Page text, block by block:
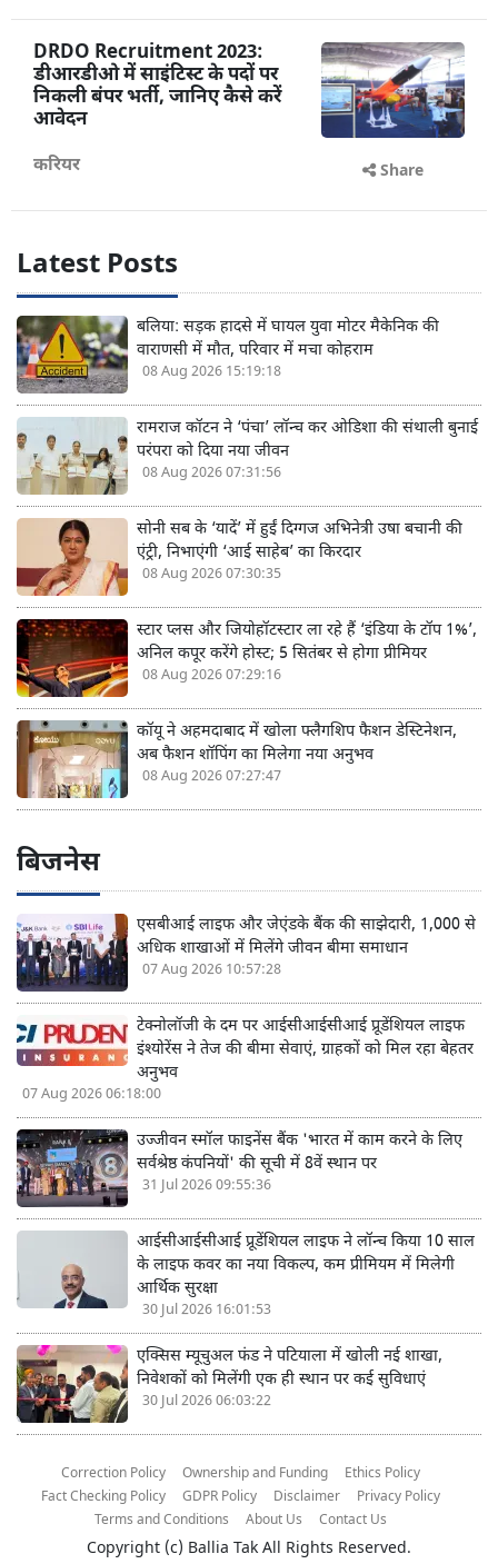
DRDO Recruitment 2023:
डीआरडीओ में साइंटिस्ट के पदों पर
निकली बंपर भर्ती, जानिए कैसे करें
आवेदन
करियर Share
Latest Posts
बलिया: सड़क हादसे में घायल युवा मोटर मैकेनिक की
वाराणसी में मौत, परिवार में मचा कोहराम
08 Aug 2026 15:19:18
रामराज कॉटन ने ‘पंचा’ लॉन्च कर ओडिशा की संथाली बुनाई
परंपरा को दिया नया जीवन
08 Aug 2026 07:31:56
सोनी सब के ‘यादें’ में हुईं दिग्गज अभिनेत्री उषा बचानी की
एंट्री, निभाएंगी ‘आई साहेब’ का किरदार
08 Aug 2026 07:30:35
स्टार प्लस और जियोहॉटस्टार ला रहे हैं ‘इंडिया के टॉप 1%’,
अनिल कपूर करेंगे होस्ट; 5 सितंबर से होगा प्रीमियर
08 Aug 2026 07:29:16
कॉयू ने अहमदाबाद में खोला फ्लैगशिप फैशन डेस्टिनेशन,
अब फैशन शॉपिंग का मिलेगा नया अनुभव
08 Aug 2026 07:27:47
बिजनेस
एसबीआई लाइफ और जेएंडके बैंक की साझेदारी, 1,000 से
अधिक शाखाओं में मिलेंगे जीवन बीमा समाधान
07 Aug 2026 10:57:28
टेक्नोलॉजी के दम पर आईसीआईसीआई प्रूडेंशियल लाइफ
इंश्योरेंस ने तेज की बीमा सेवाएं, ग्राहकों को मिल रहा बेहतर
अनुभव
07 Aug 2026 06:18:00
उज्जीवन स्मॉल फाइनेंस बैंक 'भारत में काम करने के लिए
सर्वश्रेष्ठ कंपनियों' की सूची में 8वें स्थान पर
31 Jul 2026 09:55:36
आईसीआईसीआई प्रूडेंशियल लाइफ ने लॉन्च किया 10 साल
के लाइफ कवर का नया विकल्प, कम प्रीमियम में मिलेगी
आर्थिक सुरक्षा
30 Jul 2026 16:01:53
एक्सिस म्यूचुअल फंड ने पटियाला में खोली नई शाखा,
निवेशकों को मिलेंगी एक ही स्थान पर कई सुविधाएं
30 Jul 2026 06:03:22
Correction Policy Ownership and Funding
Ethics Policy
Fact Checking Policy
GDPR Policy Disclaimer
Privacy Policy
Terms and Conditions
About Us Contact Us
Copyright (c) Ballia Tak All Rights Reserved.